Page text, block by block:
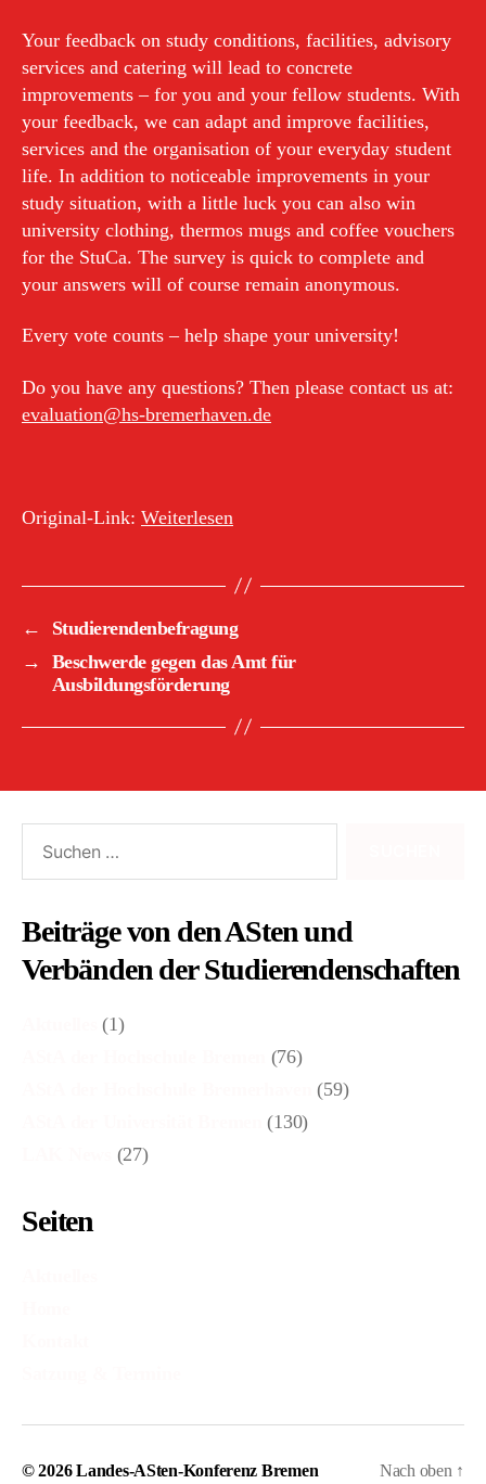
Your feedback on study conditions, facilities, advisory
services and catering will lead to concrete
improvements – for you and your fellow students. With
your feedback, we can adapt and improve facilities,
services and the organisation of your everyday student
life. In addition to noticeable improvements in your
study situation, with a little luck you can also win
university clothing, thermos mugs and coffee vouchers
for the StuCa. The survey is quick to complete and
your answers will of course remain anonymous.
Every vote counts – help shape your university!
Do you have any questions? Then please contact us at:
evaluation@hs-bremerhaven.de
Original-Link: ​ Weiterlesen
←
Studierendenbefragung
→
Beschwerde gegen das Amt für
Ausbildungsförderung
nach:
Beiträge von den ASten und
Verbänden der Studierendenschaften
(1)
(76)
(59)
(130)
(27)
Seiten
© 2026Landes-ASten-Konferenz Bremen Nach oben ↑